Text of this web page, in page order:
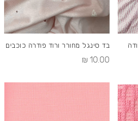
בד סינגל מחורר ורוד פודרה כוכבים
10.00 ₪